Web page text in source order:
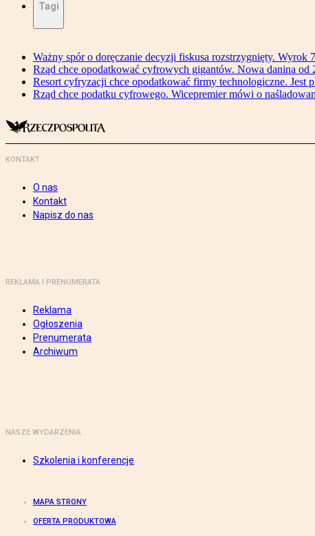
Tagi
Ważny spór o doręczanie decyzji fiskusa rozstrzygnięty. Wyrok
Rząd chce opodatkować cyfrowych gigantów. Nowa danina od
Resort cyfryzacji chce opodatkować firmy technologiczne. Jest
Rząd chce podatku cyfrowego. Wicepremier mówi o
KONTAKT
O nas
Kontakt
Napisz do nas
REKLAMA I PRENUMERATA
Reklama
Ogłoszenia
Prenumerata
Archiwum
NASZE WYDARZENIA
Szkolenia i konferencje
MAPA STRONY
OFERTA PRODUKTOWA